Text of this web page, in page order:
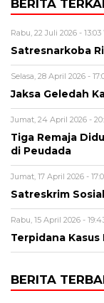
BERITA
Rabu, 22 Juli 2026 -
Satresnarkoba
Selasa, 28 April 2026 -
Jaksa Geledah
Jumat, 24 April 2026 -
Tiga Remaja
di Peudada
Jumat, 17 April 2026 -
Satreskrim
Rabu, 15 April 2026 -
Terpidana Kasus
BERITA